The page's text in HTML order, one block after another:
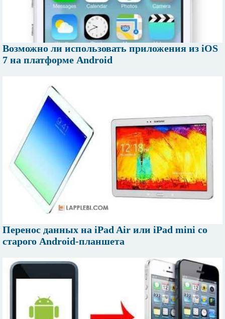
Возможно ли использовать приложения из iOS
7 на платформе Android
Перенос данных на iPad Air или iPad mini со
старого Android-планшета